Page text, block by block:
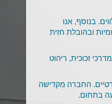
בנוסף, אנו
ובהובלת חזית
זכוכית, ריהוט
החברה מקדישה
בתחום.